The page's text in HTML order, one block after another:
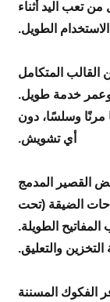
من تعب اليد أثناء
الاستخدام الطويل.
القالب المتكامل
وعمر خدمة طويل.
وسلسًا، دون
أي تشويش.
القصير المدمج
الضيقة (تحت
الطويلة.
والتعليق.
الفكوك المسننة